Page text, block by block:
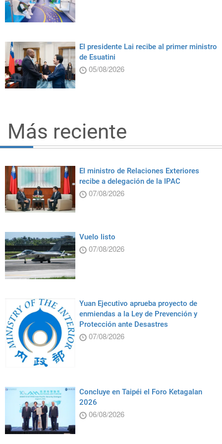
El presidente Lai recibe al primer ministro
de Esuatini
05/08/2026
Más reciente
El ministro de Relaciones Exteriores
recibe a delegación de la IPAC
07/08/2026
Vuelo listo
07/08/2026
Yuan Ejecutivo aprueba proyecto de
enmiendas a la Ley de Prevención y
Protección ante Desastres
07/08/2026
Concluye en Taipéi el Foro Ketagalan
2026
06/08/2026